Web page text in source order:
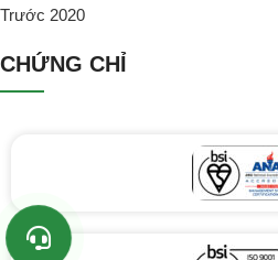
Trước 2020
CHỨNG CHỈ